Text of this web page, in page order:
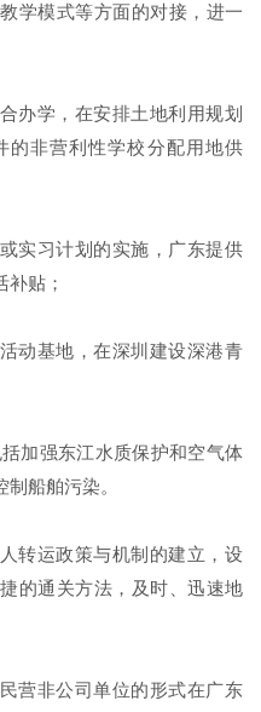
学模式等方面的对接，进一
办学，在安排土地利用规划
的非营利性学校分配用地供
实习计划的实施，广东提供
贴；
动基地，在深圳建设深港青
加强东江水质保护和空气体
船舶污染。
转运政策与机制的建立，设
的通关方法，及时、迅速地
营非公司单位的形式在广东